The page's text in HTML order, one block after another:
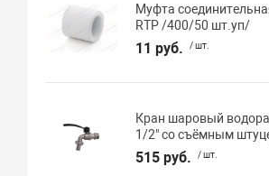
Муфта
RTP /400/50 шт.уп/
11 руб. / шт.
Кран шаровый
1/2" со съёмным
515 руб. / шт.